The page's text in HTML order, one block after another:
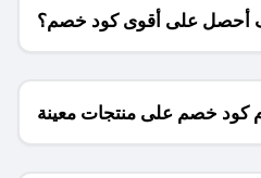
أحصل على أقوى كود خصم؟
كود خصم على منتجات معينة
فقط؟